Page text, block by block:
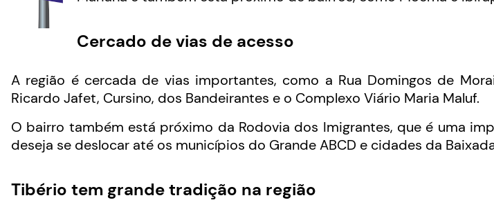
Cercado de vias de acesso
A região é cercada de vias importantes, como a Rua Domingos de
Ricardo Jafet, Cursino, dos Bandeirantes e o Complexo Viário Maria Maluf.
O bairro também está próximo da Rodovia dos Imigrantes, que é uma
deseja se deslocar até os municípios do Grande ABCD e cidades da
Tibério tem grande tradição na região